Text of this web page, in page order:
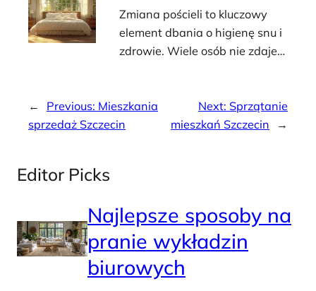
Zmiana pościeli to kluczowy
element dbania o higienę snu i
zdrowie. Wiele osób nie zdaje…
← Previous: Mieszkania
sprzedaż Szczecin
Next: Sprzątanie
mieszkań Szczecin
→
Editor Picks
Najlepsze sposoby na
pranie wykładzin
biurowych